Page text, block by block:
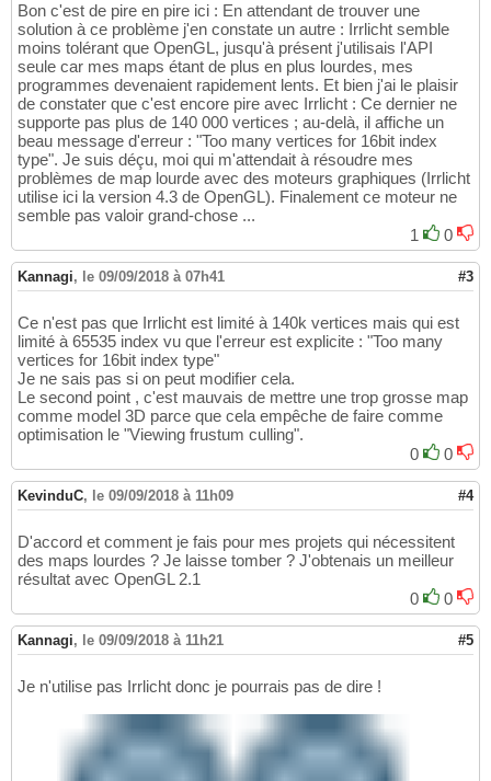
Bon c'est de pire en pire ici : En attendant de trouver une
solution à ce problème j'en constate un autre : Irrlicht semble
moins tolérant que OpenGL, jusqu'à présent j'utilisais l'API
seule car mes maps étant de plus en plus lourdes, mes
programmes devenaient rapidement lents. Et bien j'ai le plaisir
de constater que c'est encore pire avec Irrlicht : Ce dernier ne
supporte pas plus de 140 000 vertices ; au-delà, il affiche un
beau message d'erreur : "Too many vertices for 16bit index
type". Je suis déçu, moi qui m'attendait à résoudre mes
problèmes de map lourde avec des moteurs graphiques (Irrlicht
utilise ici la version 4.3 de OpenGL). Finalement ce moteur ne
semble pas valoir grand-chose ...
1
0
Kannagi, le 09/09/2018 à 07h41 #3
Ce n'est pas que Irrlicht est limité à 140k vertices mais qui est
limité à 65535 index vu que l'erreur est explicite : "Too many
vertices for 16bit index type"
Je ne sais pas si on peut modifier cela.
Le second point , c'est mauvais de mettre une trop grosse map
comme model 3D parce que cela empêche de faire comme
optimisation le "Viewing frustum culling".
0
0
KevinduC, le 09/09/2018 à 11h09 #4
D'accord et comment je fais pour mes projets qui nécessitent
des maps lourdes ? Je laisse tomber ? J'obtenais un meilleur
résultat avec OpenGL 2.1
0
0
Kannagi, le 09/09/2018 à 11h21 #5
Je n'utilise pas Irrlicht donc je pourrais pas de dire !